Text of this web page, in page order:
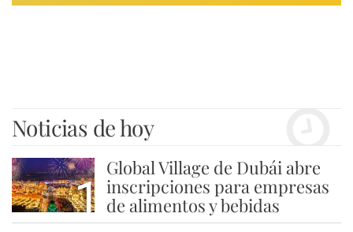
Noticias de hoy
1
Global Village de Dubái abre
inscripciones para empresas
de alimentos y bebidas